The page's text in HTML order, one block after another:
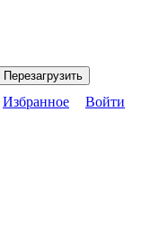
Перезагрузить
Избранное Войти